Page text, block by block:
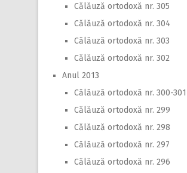
Călăuză ortodoxă nr. 305
Călăuză ortodoxă nr. 304
Călăuză ortodoxă nr. 303
Călăuză ortodoxă nr. 302
Anul 2013
Călăuză ortodoxă nr. 300-301
Călăuză ortodoxă nr. 299
Călăuză ortodoxă nr. 298
Călăuză ortodoxă nr. 297
Călăuză ortodoxă nr. 296